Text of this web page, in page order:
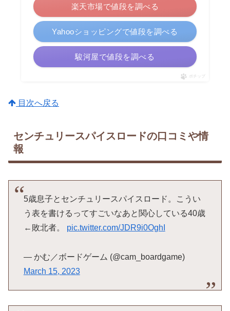
楽天市場で値段を調べる
Yahooショッピングで値段を調べる
駿河屋で値段を調べる
ポチップ
目次へ戻る
センチュリースパイスロードの口コミや情
報
5歳息子とセンチュリースパイスロード。こうい
う表を書けるってすごいなあと関心している40歳
←敗北者。 pic.twitter.com/JDR9i0OghI
— かむ／ボードゲーム (@cam_boardgame)
March 15, 2023